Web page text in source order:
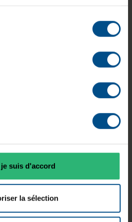
suis d'accord
la sélection
le produit
256 Go est un SSD interne au
interface PCI‑Express 3.0 x4
3D TLC NAND. Ce modèle
intégration en PC portable ou
débits adaptés aux usages
applicatifs nécessitant un